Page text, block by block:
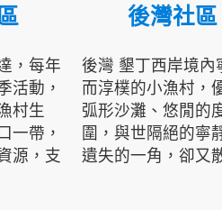
，每年
活動，
村生
一帶，
源，支
後灣社區
後灣 墾丁西岸境內
而淳樸的小漁村，
弧形沙灘、悠閒的
圍，與世隔絕的寧
遺失的一角，卻又